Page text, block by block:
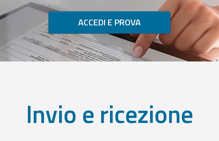
ACCEDI E PROVA
Invio e ricezione